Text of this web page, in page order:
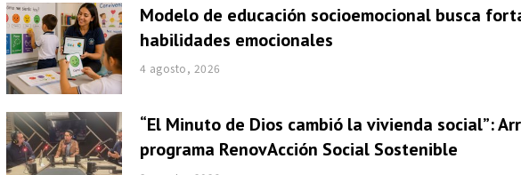
Modelo de educación socioemocional busca
habilidades emocionales
4 agosto, 2026
“El Minuto de Dios cambió la vivienda social”:
programa RenovAcción Social Sostenible